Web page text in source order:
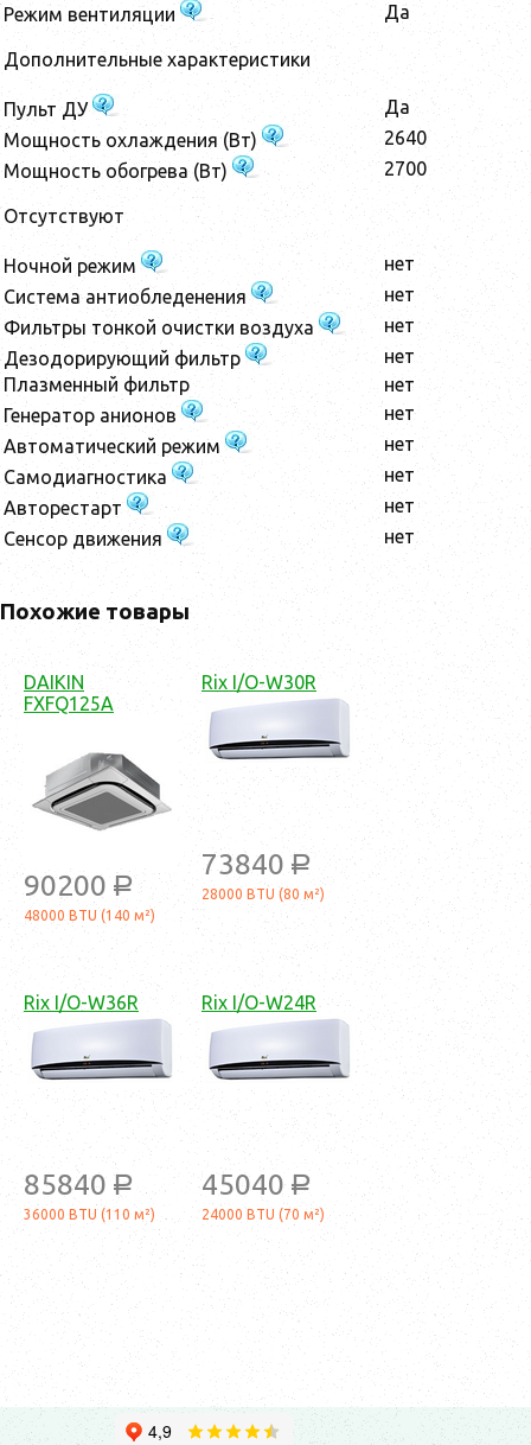
Режим вентиляции
Да
Дополнительные характеристики
Пульт ДУ
Да
Мощность охлаждения (Вт)
2640
Мощность обогрева (Вт)
2700
Отсутствуют
Ночной режим
нет
Система антиобледенения
нет
Фильтры тонкой очистки воздуха
нет
Дезодорирующий фильтр
нет
Плазменный фильтр
нет
Генератор анионов
нет
Автоматический режим
нет
Самодиагностика
нет
Авторестарт
нет
Сенсор движения
нет
Похожие товары
DAIKIN
FXFQ125A
90200 a
48000 BTU (140 м²)
Rix I/O-W30R
73840 a
28000 BTU (80 м²)
Rix I/O-W36R
85840 a
36000 BTU (110 м²)
Rix I/O-W24R
45040 a
24000 BTU (70 м²)